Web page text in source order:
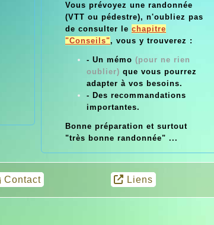
Le vélo, le
VTT : c'est bon
l'endurance, la
perte de poids,
musculature, le
moral et la
bonne humeur.
« Le
peur
fatigue
Vous prévoyez une randonnée
(VTT ou pédestre), n'oubliez pas
de consulter le chapitre
"Conseils", vous y trouverez :
- Un mémo (pour ne rien
oublier) que vous pourrez
adapter à vos besoins.
- Des recommandations
importantes.
Bonne préparation et surtout
"très bonne randonnée" ...
Contact Liens